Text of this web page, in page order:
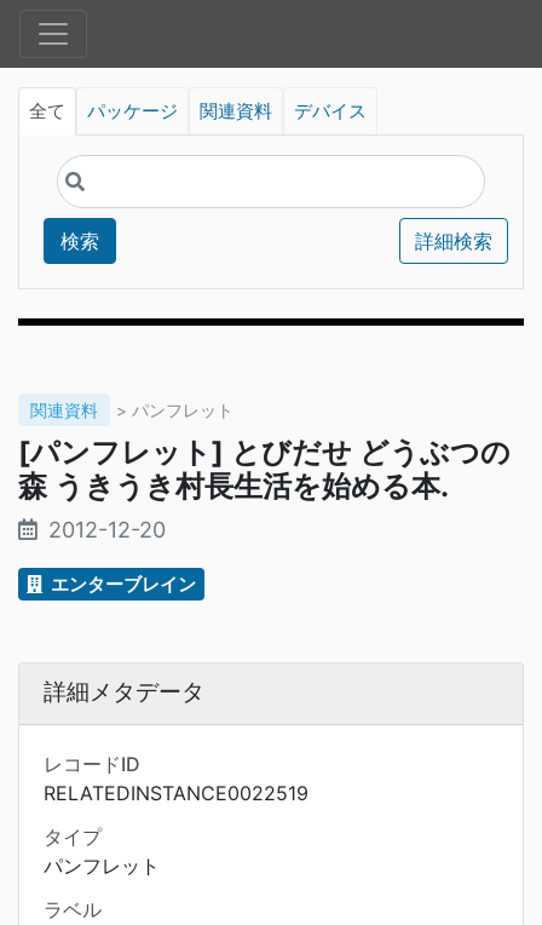
全て パッケージ 関連資料 デバイス
検索 詳細検索
関連資料 > パンフレット
[パンフレット] とびだせ どうぶつの
森 うきうき村長生活を始める本.
2012-12-20
エンターブレイン
詳細メタデータ
レコードID
RELATEDINSTANCE0022519
タイプ
パンフレット
ラベル